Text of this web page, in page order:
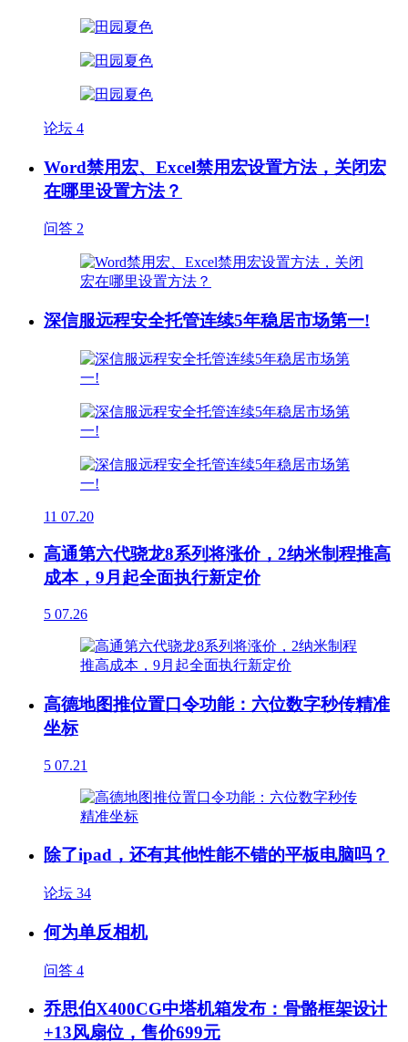
论坛 4
Word禁用宏、Excel禁用宏设置方法，关闭宏
在哪里设置方法？
问答 2
深信服远程安全托管连续5年稳居市场第一!
11 07.20
高通第六代骁龙8系列将涨价，2纳米制程推高
成本，9月起全面执行新定价
5 07.26
高德地图推位置口令功能：六位数字秒传精准
坐标
5 07.21
除了ipad，还有其他性能不错的平板电脑吗？
论坛 34
何为单反相机
问答 4
乔思伯X400CG中塔机箱发布：骨骼框架设计
+13风扇位，售价699元